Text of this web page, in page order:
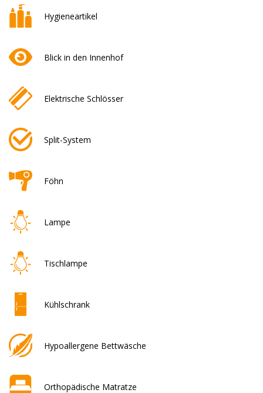
Hygieneartikel
Blick in den Innenhof
Elektrische Schlösser
Split-System
Föhn
Lampe
Tischlampe
Kühlschrank
Hypoallergene Bettwäsche
Orthopädische Matratze